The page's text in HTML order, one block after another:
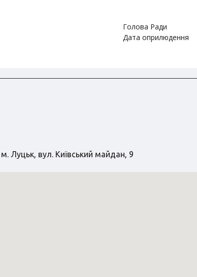
Голова Ради
Дата оприлюдення
Луцьк, вул. Київський майдан, 9